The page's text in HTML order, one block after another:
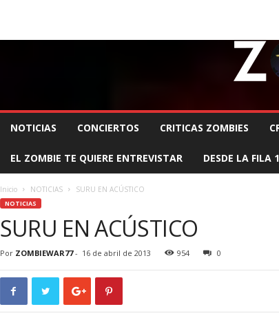
NOTICIAS CONCIERTOS CRITICAS ZOMBIES
EL ZOMBIE TE QUIERE ENTREVISTAR DESDE LA FILA
Inicio NOTICIAS SURU EN ACÚSTICO
NOTICIAS
SURU EN ACÚSTICO
Por ZOMBIEWAR77- 16 de abril de 2013 954 0